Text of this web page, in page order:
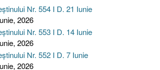
Nr. 554 I D. 21 Iunie
2026
Nr. 553 I D. 14 Iunie
2026
Nr. 552 I D. 7 Iunie
2026